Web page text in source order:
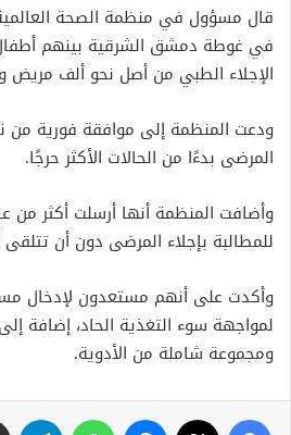
في غوطة دمشق الشرقية بينهم
الإجلاء الطبي من أصل نحو ألف
ودعت المنظمة إلى موافقة فورية من
المرضى بدءًا من الحالات الأكثر حرجًا.
وأضافت المنظمة أنها أرسلت أكثر من
للمطالبة بإجلاء المرضى دون أن
وأكدت على أنهم مستعدون لإدخال
لمواجهة سوء التغذية الحاد، إضافة
ومجموعة شاملة من الأدوية.
فيسبوك ماسنجر واتساب